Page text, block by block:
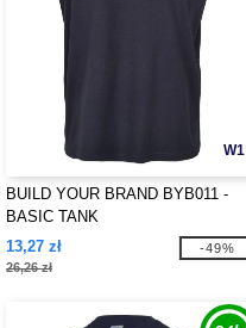
W1
BUILD YOUR BRAND BYB011 -
BASIC TANK
13,27 zł
26,26 zł
-49%